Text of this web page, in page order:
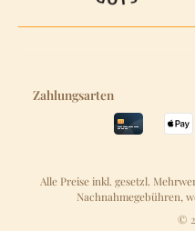
Zahlungsarten
Alle Preise inkl. gesetzl.
Nachnahmegebühren,
©